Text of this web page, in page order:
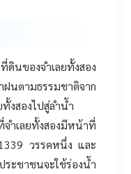
นของจำเลยทั้งสอง
นตามธรรมชาติจาก
งสองไปสู่ลำน้ำ
เลยทั้งสองมีหน้าที่
วรรคหนึ่ง และ
ะชาชนจะใช้ร่องน้ำ